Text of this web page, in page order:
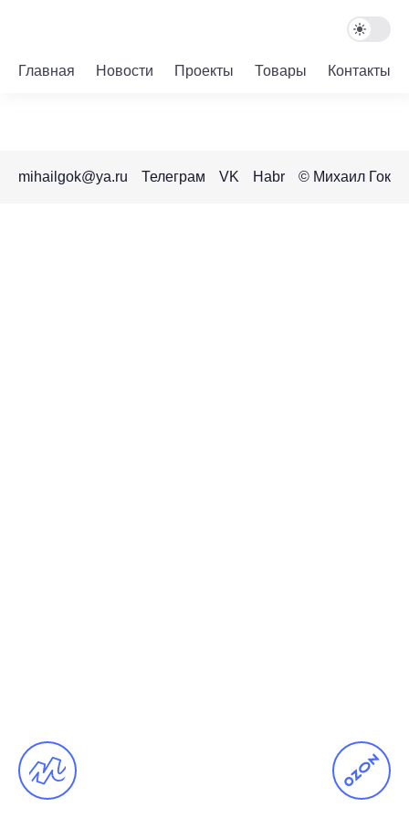
Главная Новости Проекты Товары Контакты
mihailgok@ya.ru Телеграм VK Habr © Михаил Гок